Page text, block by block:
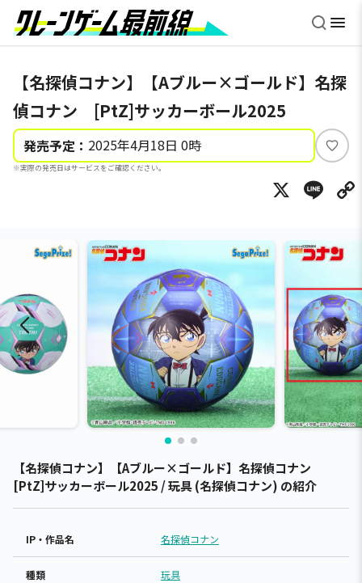
【名探偵コナン】【Aブルー×ゴールド】名探
偵コナン [PtZ]サッカーボール2025
発売予定： 2025年4月18日 0時
※実際の発売日はサービスをご確認ください。
い
ね
X
【名探偵コナン】【Aブルー×ゴールド】名探偵コナン
[PtZ]サッカーボール2025 / 玩具 (名探偵コナン) の紹介
IP・作品名 名探偵コナン
種類 玩具